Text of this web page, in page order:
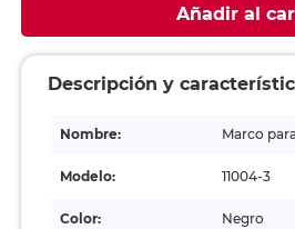
Añadir al
Descripción y
Nombre: Marco
Modelo: 11004-3
Color: Negro